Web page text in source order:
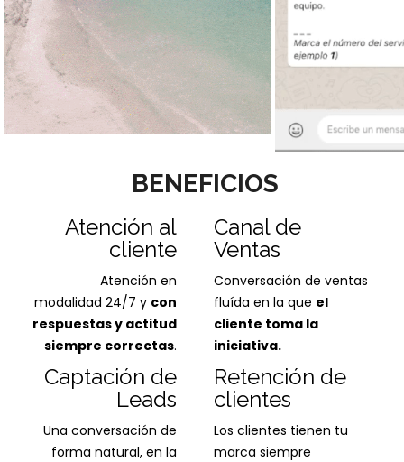
BENEFICIOS
Atención al
cliente
Atención en
modalidad 24/7 y con
respuestas y actitud
siempre correctas.
Canal de
Ventas
Conversación de ventas
fluída en la que el
cliente toma la
iniciativa.
Captación de
Leads
Una conversación de
forma natural, en la
Retención de
clientes
Los clientes tienen tu
marca siempre